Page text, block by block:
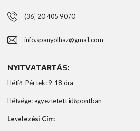
(36) 20 405 9070
info.spanyolhaz@gmail.com
NYITVATARTÁS:
Hétfő-Péntek: 9-18 óra
Hétvége: egyeztetett időpontban
Levelezési Cím: